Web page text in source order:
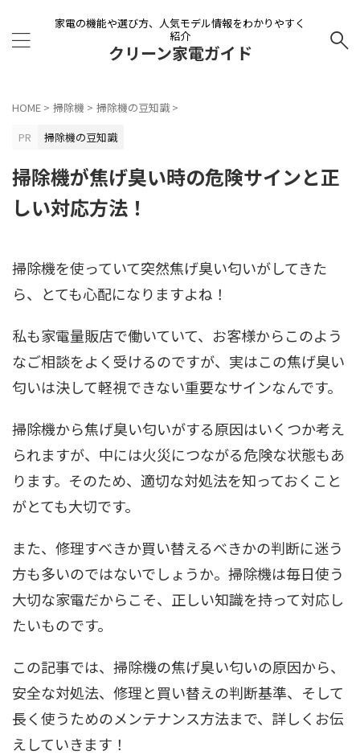
家電の機能や選び方、人気モデル情報をわかりやすく
紹介
クリーン家電ガイド
HOME > 掃除機 > 掃除機の豆知識 >
PR
掃除機の豆知識
掃除機が焦げ臭い時の危険サインと正
しい対応方法！
掃除機を使っていて突然焦げ臭い匂いがしてきた
ら、とても心配になりますよね！
私も家電量販店で働いていて、お客様からこのよう
なご相談をよく受けるのですが、実はこの焦げ臭い
匂いは決して軽視できない重要なサインなんです。
掃除機から焦げ臭い匂いがする原因はいくつか考え
られますが、中には火災につながる危険な状態もあ
ります。そのため、適切な対処法を知っておくこと
がとても大切です。
また、修理すべきか買い替えるべきかの判断に迷う
方も多いのではないでしょうか。掃除機は毎日使う
大切な家電だからこそ、正しい知識を持って対応し
たいものです。
この記事では、掃除機の焦げ臭い匂いの原因から、
安全な対処法、修理と買い替えの判断基準、そして
長く使うためのメンテナンス方法まで、詳しくお伝
えしていきます！